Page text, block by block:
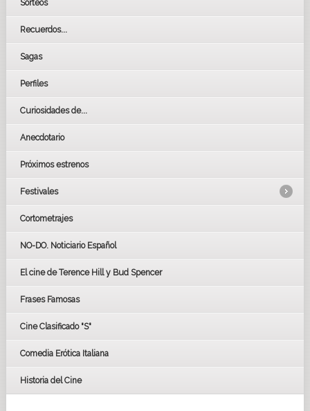
Sorteos
Recuerdos...
Sagas
Perfiles
Curiosidades de...
Anecdotario
Próximos estrenos
Festivales
LOS OSCARS
BAFTA
FESTIVAL DE HUELVA 2019
FESTIVAL DE CINE DE SEVILLA 2019
Cortometrajes
NO-DO. Noticiario Español
El cine de Terence Hill y Bud Spencer
Frases Famosas
Cine Clasificado "S"
Comedia Erótica Italiana
Historia del Cine